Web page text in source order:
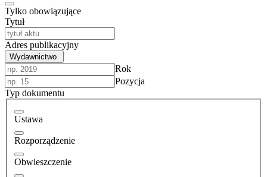
Tylko obowiązujące
Tytuł
Adres publikacyjny
Wydawnictwo
Rok
Pozycja
Typ dokumentu
Ustawa
Rozporządzenie
Obwieszczenie